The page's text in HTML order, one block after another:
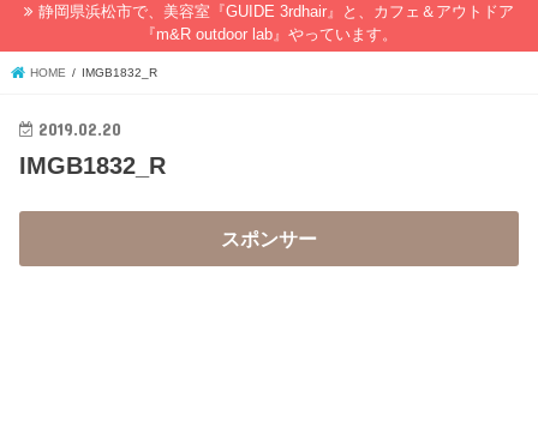
静岡県浜松市で、美容室『GUIDE 3rdhair』と、カフェ＆アウトドア
『m&R outdoor lab』やっています。
HOME IMGB1832_R
2019.02.20
IMGB1832_R
スポンサー